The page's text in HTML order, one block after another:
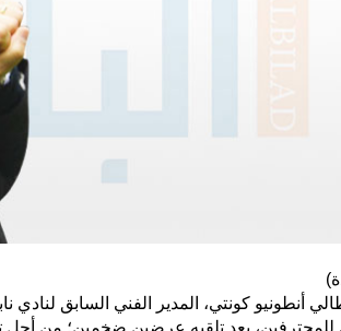
أنطونيو كونتي، المدير الفني السابق لنادي
للمحترفين، بعد تلقيه عرضين ضخمين؛ من أجل